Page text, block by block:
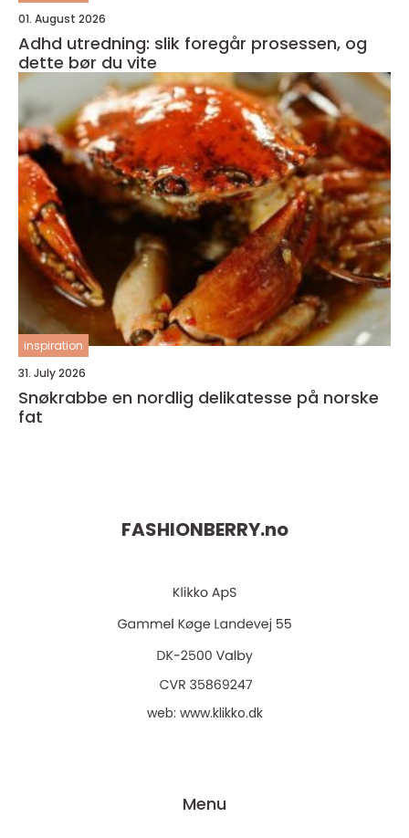
01. August 2026
Adhd utredning: slik foregår prosessen, og
dette bør du vite
inspiration
31. July 2026
Snøkrabbe en nordlig delikatesse på norske
fat
FASHIONBERRY.no
web: www.klikko.dk
Menu